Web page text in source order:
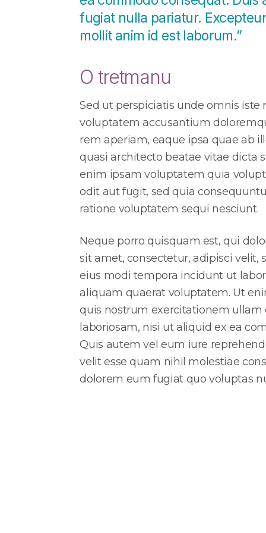
Aerobne vježbe
Vježbe snage i istezanja
Relaksacijske vježbe i tehnike disanja
Yumeiho za trudnice i mame
Treninzi
Emmett tehnika
Yumeiho
Miofascijalna relaksacija
fugiat nulla pariatur.
mollit anim id est laborum.”
O tretmanu
Sed ut perspiciatis unde omnis iste
voluptatem accusantium
rem aperiam, eaque ipsa quae ab
quasi architecto beatae vitae dicta
enim ipsam voluptatem quia
odit aut fugit, sed quia
ratione voluptatem sequi nesciunt.
Neque porro quisquam est, qui
sit amet, consectetur, adipisci velit,
eius modi tempora incidunt ut
aliquam quaerat voluptatem. Ut
quis nostrum exercitationem ullam
laboriosam, nisi ut aliquid ex ea
Quis autem vel eum iure
velit esse quam nihil molestiae
dolorem eum fugiat quo voluptas